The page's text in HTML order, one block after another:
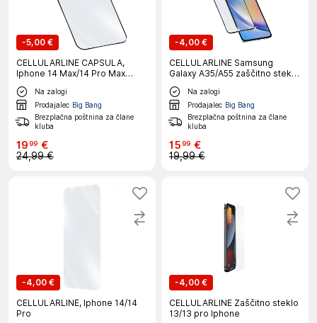
-5,00 €
CELLULARLINE CAPSULA,
Iphone 14 Max/14 Pro Max
zaščitno steklo
Na zalogi
Prodajalec Big Bang
Brezplačna poštnina za člane
kluba
1999 €
24,99 €
-4,00 €
CELLULARLINE Samsung
Galaxy A35/A55 zaščitno steklo
za telefon
Na zalogi
Prodajalec Big Bang
Brezplačna poštnina za člane
kluba
1599 €
19,99 €
-4,00 €
CELLULARLINE, Iphone 14/14
Pro
-4,00 €
CELLULARLINE Zaščitno steklo
13/13 pro Iphone